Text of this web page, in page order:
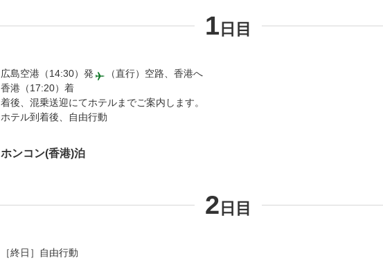
1 日目
広島空港（14:30）発
（直行）空路、香港へ
香港（17:20）着
着後、混乗送迎にてホテルまでご案内します。
ホテル到着後、自由行動
ホンコン(香港)泊
2 日目
［終日］自由行動